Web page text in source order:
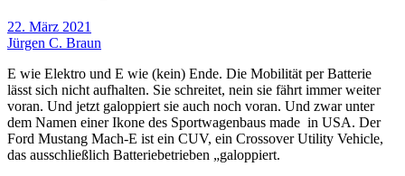
22. März 2021
Jürgen C. Braun
E wie Elektro und E wie (kein) Ende. Die Mobilität per Batterie
lässt sich nicht aufhalten. Sie schreitet, nein sie fährt immer weiter
voran. Und jetzt galoppiert sie auch noch voran. Und zwar unter
dem Namen einer Ikone des Sportwagenbaus made in USA. Der
Ford Mustang Mach-E ist ein CUV, ein Crossover Utility Vehicle,
das ausschließlich Batteriebetrieben „galoppiert.